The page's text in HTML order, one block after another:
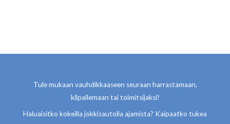
Tule mukaan vauhdikkaaseen seuraan harrastamaan,
kilpailemaan tai toimitsijaksi!
Haluaisitko kokeilla jokkisautolla ajamista? Kaipaatko tukea